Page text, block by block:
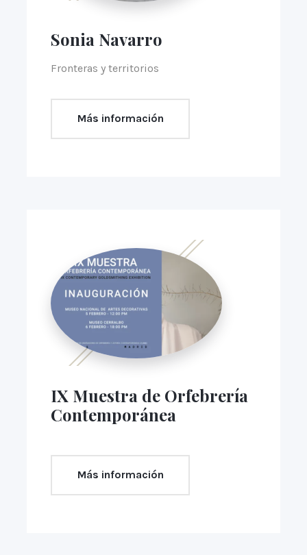
Sonia Navarro
Fronteras y territorios
Más información
IX Muestra de Orfebrería
Contemporánea
Más información